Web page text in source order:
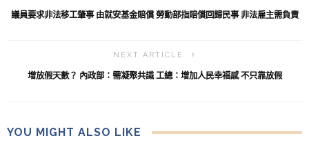
議員要求非法移工肇事 由就安基金賠償 勞動部指賠償回歸民事 非法雇主需負責
NEXT ARTICLE
增放假天數？ 內政部：需凝聚共識 工總：增加人民幸福感 不只靠放假
YOU MIGHT ALSO LIKE